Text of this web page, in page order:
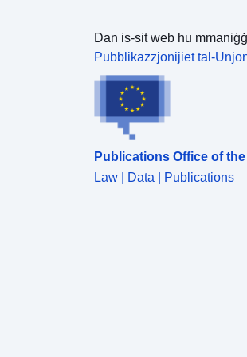
Dan is-sit web hu
Pubblikazzjonijiet tal-
Publications Office of
Law | Data | Publications